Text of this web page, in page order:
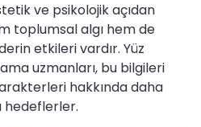
ve psikolojik açıdan
toplumsal algı hem de
etkileri vardır. Yüz
uzmanları, bu bilgileri
hakkında daha
hedeflerler.